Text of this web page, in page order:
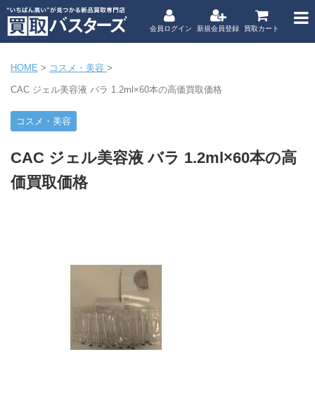
会員ログイン 新規会員登録 買取カート
HOME > コスメ・美容 >
CAC ジェル美容液 バラ 1.2ml×60本の高価買取価格
コスメ・美容
CAC ジェル美容液 バラ 1.2ml×60本の高
価買取価格